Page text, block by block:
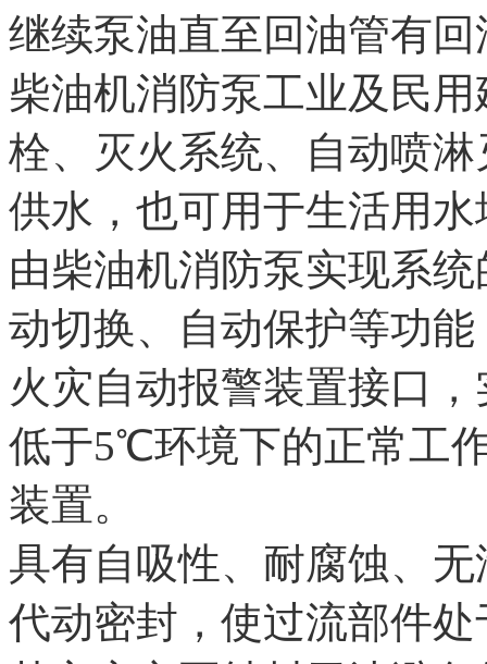
继续泵油直至回油管有
柴油机消防泵工业及民
栓、灭火系统、自动喷
供水，也可用于生活用
由柴油机消防泵实现系
动切换、自动保护等功
火灾自动报警装置接口
低于5℃环境下的正常工
装置。
具有自吸性、耐腐蚀、
代动密封，使过流部件